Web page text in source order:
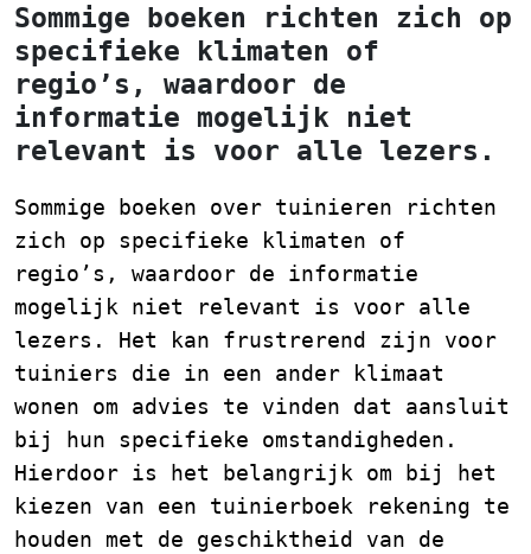
Sommige boeken richten zich op
specifieke klimaten of
regio’s, waardoor de
informatie mogelijk niet
relevant is voor alle lezers.
Sommige boeken over tuinieren richten
zich op specifieke klimaten of
regio’s, waardoor de informatie
mogelijk niet relevant is voor alle
lezers. Het kan frustrerend zijn voor
tuiniers die in een ander klimaat
wonen om advies te vinden dat aansluit
bij hun specifieke omstandigheden.
Hierdoor is het belangrijk om bij het
kiezen van een tuinierboek rekening te
houden met de geschiktheid van de